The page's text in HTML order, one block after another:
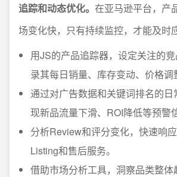
追踪和动态优化。 在亚马逊平台，产
场变化快，只有持续监控，才能及时
用JS的产品追踪器，设定关注的
录其每日销量、库存变动、价格调
通过对广告数据和关键词排名的日
现新品流量下滑、ROI降低等预警
分析Review和评分变化，快速响
Listing和售后服务。
借助市场分析工具，洞察品类整体